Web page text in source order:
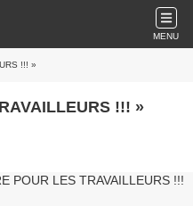
MENU
!!! »
!!! »